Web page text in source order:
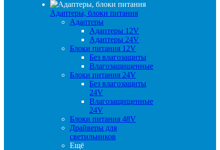
Адаптеры, блоки питания
Адаптеры
Адаптеры 12V
Адаптеры 24V
Блоки питания 12V
Без влагозащиты
Влагозащищенные
Блоки питания 24V
Без влагозащиты
24V
Влагозащищенные
24V
Блоки питания 48V
Драйверы для
светильников
Ещё